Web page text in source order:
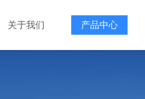
关于我们 产品中心